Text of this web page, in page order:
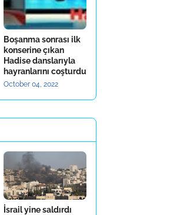
Boşanma sonrası ilk
konserine çıkan
Hadise danslarıyla
hayranlarını coşturdu
October 04, 2022
İsrail yine saldırdı